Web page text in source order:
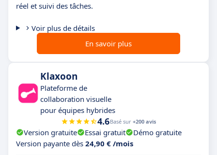
réel et suivi des tâches.
Voir plus de détails
En savoir plus
Klaxoon
Plateforme de
collaboration visuelle
pour équipes hybrides
4.6Basé sur +200 avis
Version gratuite Essai gratuit
Démo gratuite
Version payante dès 24,90 € /mois